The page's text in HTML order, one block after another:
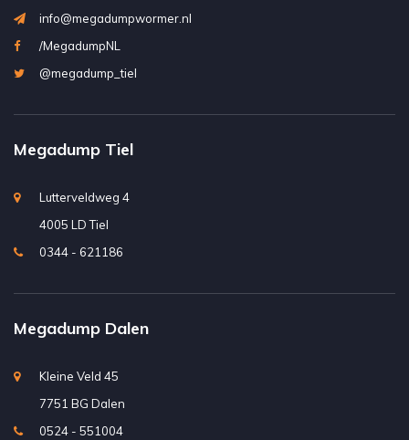
info@megadumpwormer.nl
/MegadumpNL
@megadump_tiel
Megadump Tiel
Lutterveldweg 4
4005 LD Tiel
0344 - 621186
Megadump Dalen
Kleine Veld 45
7751 BG Dalen
0524 - 551004